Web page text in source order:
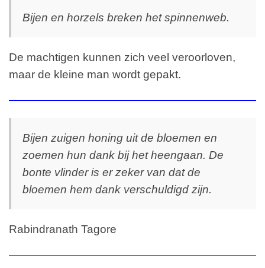
Bijen en horzels breken het spinnenweb.
De machtigen kunnen zich veel veroorloven,
maar de kleine man wordt gepakt.
Bijen zuigen honing uit de bloemen en
zoemen hun dank bij het heengaan. De
bonte vlinder is er zeker van dat de
bloemen hem dank verschuldigd zijn.
Rabindranath Tagore